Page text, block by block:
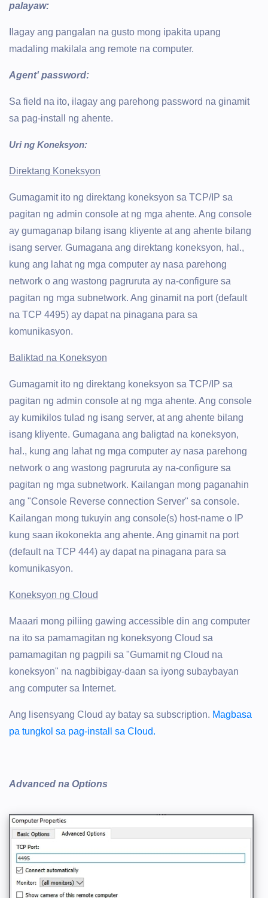
palayaw:
Ilagay ang pangalan na gusto mong ipakita upang
madaling makilala ang remote na computer.
Agent' password:
Sa field na ito, ilagay ang parehong password na ginamit
sa pag-install ng ahente.
Uri ng Koneksyon:
Direktang Koneksyon
Gumagamit ito ng direktang koneksyon sa TCP/IP sa
pagitan ng admin console at ng mga ahente. Ang console
ay gumaganap bilang isang kliyente at ang ahente bilang
isang server. Gumagana ang direktang koneksyon, hal.,
kung ang lahat ng mga computer ay nasa parehong
network o ang wastong pagruruta ay na-configure sa
pagitan ng mga subnetwork. Ang ginamit na port (default
na TCP 4495) ay dapat na pinagana para sa
komunikasyon.
Baliktad na Koneksyon
Gumagamit ito ng direktang koneksyon sa TCP/IP sa
pagitan ng admin console at ng mga ahente. Ang console
ay kumikilos tulad ng isang server, at ang ahente bilang
isang kliyente. Gumagana ang baligtad na koneksyon,
hal., kung ang lahat ng mga computer ay nasa parehong
network o ang wastong pagruruta ay na-configure sa
pagitan ng mga subnetwork. Kailangan mong paganahin
ang "Console Reverse connection Server" sa console.
Kailangan mong tukuyin ang console(s) host-name o IP
kung saan ikokonekta ang ahente. Ang ginamit na port
(default na TCP 444) ay dapat na pinagana para sa
komunikasyon.
Koneksyon ng Cloud
Maaari mong piliing gawing accessible din ang computer
na ito sa pamamagitan ng koneksyong Cloud sa
pamamagitan ng pagpili sa "Gumamit ng Cloud na
koneksyon" na nagbibigay-daan sa iyong subaybayan
ang computer sa Internet.
Ang lisensyang Cloud ay batay sa subscription. Magbasa
pa tungkol sa pag-install sa Cloud.
Advanced na Options